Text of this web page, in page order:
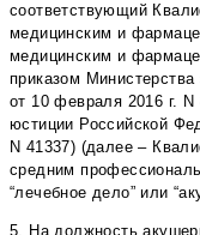
соответствующий
медицинским и
медицинским и
приказом
от 10 февраля 2016 г. N
юстиции Российской
N 41337) (далее –
средним
“лечебное дело” или
5. На должность